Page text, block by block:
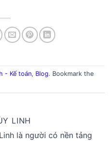
- Kế toán, Blog. Bookmark the
LINH
là người có nền tảng